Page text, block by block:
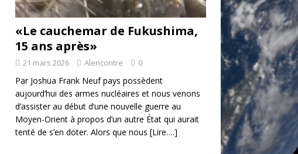
«Le cauchemar de Fukushima,
15 ans après»
21 mars 2026 Alencontre 0
Par Joshua Frank Neuf pays possèdent
aujourd’hui des armes nucléaires et nous venons
d’assister au début d’une nouvelle guerre au
Moyen-Orient à propos d’un autre État qui aurait
tenté de s’en doter. Alors que nous [Lire….]